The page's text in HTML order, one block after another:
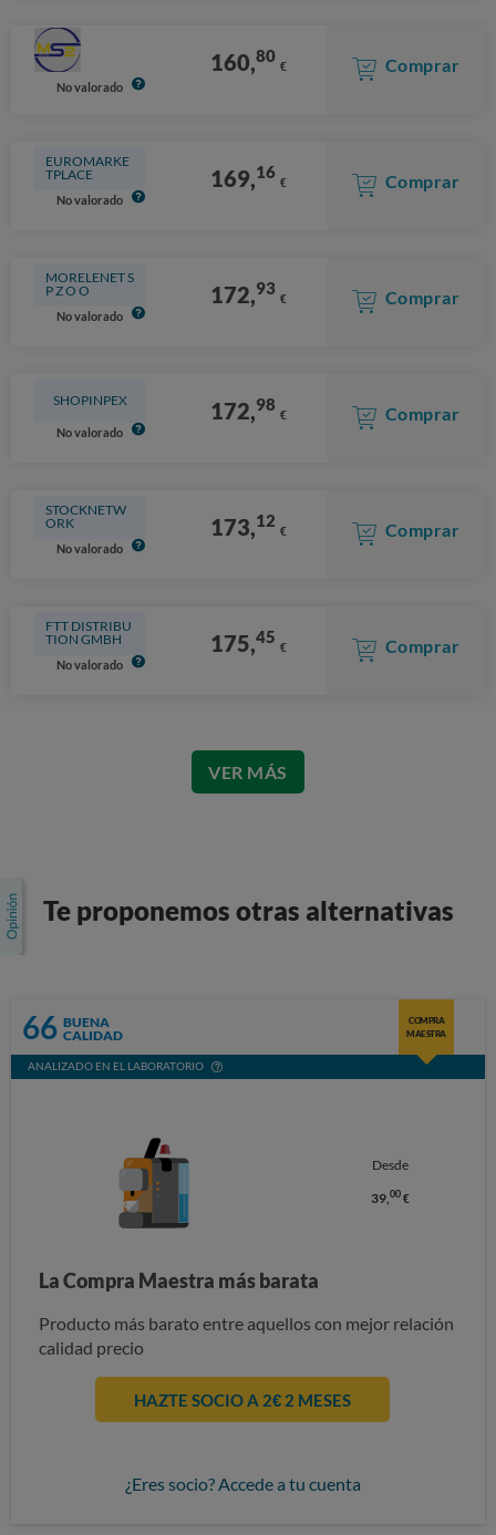
No valorado
160,80 € Comprar
EUROMARKE
TPLACE
No valorado
169,16 € Comprar
MORELENET S
P Z O O
No valorado
172,93 € Comprar
SHOPINPEX
No valorado
172,98 € Comprar
STOCKNETW
ORK
No valorado
173,12 € Comprar
FTT DISTRIBU
TION GMBH
No valorado
175,45 € Comprar
VER MÁS
Te proponemos otras alternativas
66 BUENA
CALIDAD
COMPRA
MAESTRA
ANALIZADO EN EL LABORATORIO
Desde
39, 00€
La Compra Maestra más barata
Producto más barato entre aquellos con mejor relación
calidad precio
HAZTE SOCIO A 2€ 2 MESES
¿Eres socio? Accede a tu cuenta